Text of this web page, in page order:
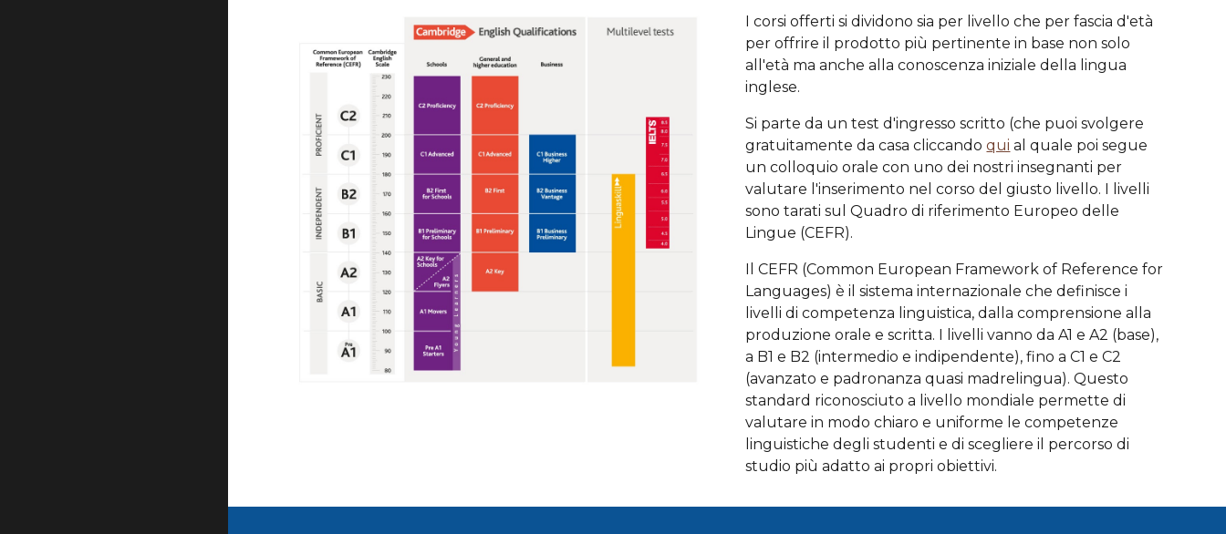
I corsi offerti si dividono sia per livello che per fascia d'età
per offrire il prodotto più pertinente in base non solo
all'età ma anche alla conoscenza iniziale della lingua
inglese.
Si parte da un test d'ingresso scritto (che puoi svolgere
gratuitamente da casa cliccandoqui al quale poi segue
un colloquio orale con uno dei nostri insegnanti per
valutare l'inserimento nel corso del giusto livello. I livelli
sono tarati sul Quadro di riferimento Europeo delle
Lingue (CEFR).
Il CEFR (Common European Framework of Reference for
Languages) è il sistema internazionale che definisce i
livelli di competenza linguistica, dalla comprensione alla
produzione orale e scritta. I livelli vanno da A1 e A2 (base),
a B1 e B2 (intermedio e indipendente), fino a C1 e C2
(avanzato e padronanza quasi madrelingua). Questo
standard riconosciuto a livello mondiale permette di
valutare in modo chiaro e uniforme le competenze
linguistiche degli studenti e di scegliere il percorso di
studio più adatto ai propri obiettivi.